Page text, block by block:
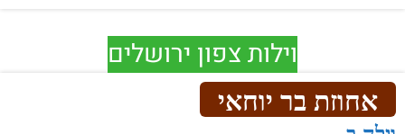
וילות צפון ירושלים
אחוזת בר יוחאי